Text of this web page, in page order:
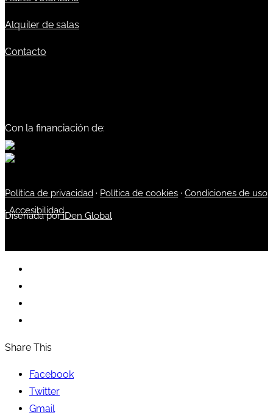
Alquiler de salas
Contacto
Con la financiación de:
Política de privacidad · Política de cookies · Condiciones de uso
·Accesibilidad
Diseñada poriDen Global
Share This
Facebook
Twitter
Gmail